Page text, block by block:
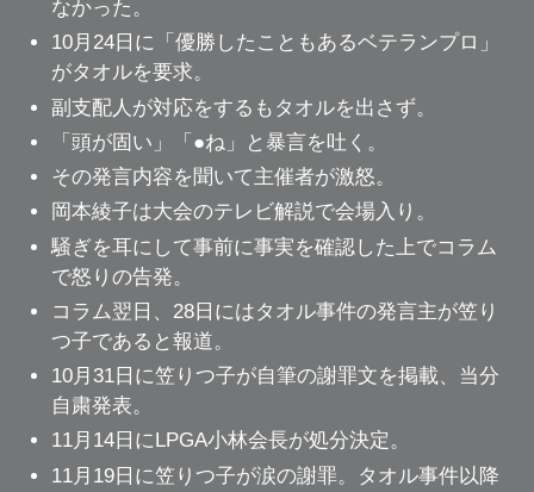
なかった。
10月24日に「優勝したこともあるベテランプロ」
がタオルを要求。
副支配人が対応をするもタオルを出さず。
「頭が固い」「●ね」と暴言を吐く。
その発言内容を聞いて主催者が激怒。
岡本綾子は大会のテレビ解説で会場入り。
騒ぎを耳にして事前に事実を確認した上でコラム
で怒りの告発。
コラム翌日、28日にはタオル事件の発言主が笠り
つ子であると報道。
10月31日に笠りつ子が自筆の謝罪文を掲載、当分
自粛発表。
11月14日にLPGA小林会長が処分決定。
11月19日に笠りつ子が涙の謝罪。タオル事件以降